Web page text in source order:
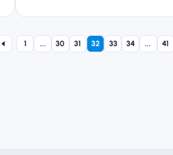
1 ... 30 31 32 33 34 ... 41